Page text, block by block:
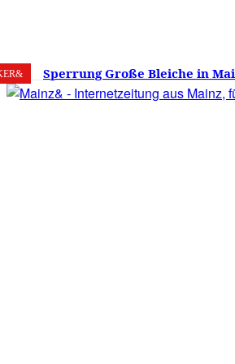
7. August 2026 16.7 Mainz
Sperrung Große Bleiche in
verwirrt, Mainzer stinksauer –